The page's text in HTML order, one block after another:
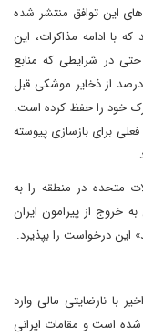
این توافق منتشر شده
با ادامه مذاکرات، این
در شرایطی که منابع
اطلاعاتی ایالات متحده تخمین می زنند که ایران ۷۰ درصد از ذخایر موشکی قبل
متحرک خود را حفظ کرده است.
برای بازسازی پیوسته
متحده در منطقه را به
خروج از پیرامون ایران
این درخواست را بپذیرد.
با نارضایتی مالی وارد
است و مقامات ایرانی